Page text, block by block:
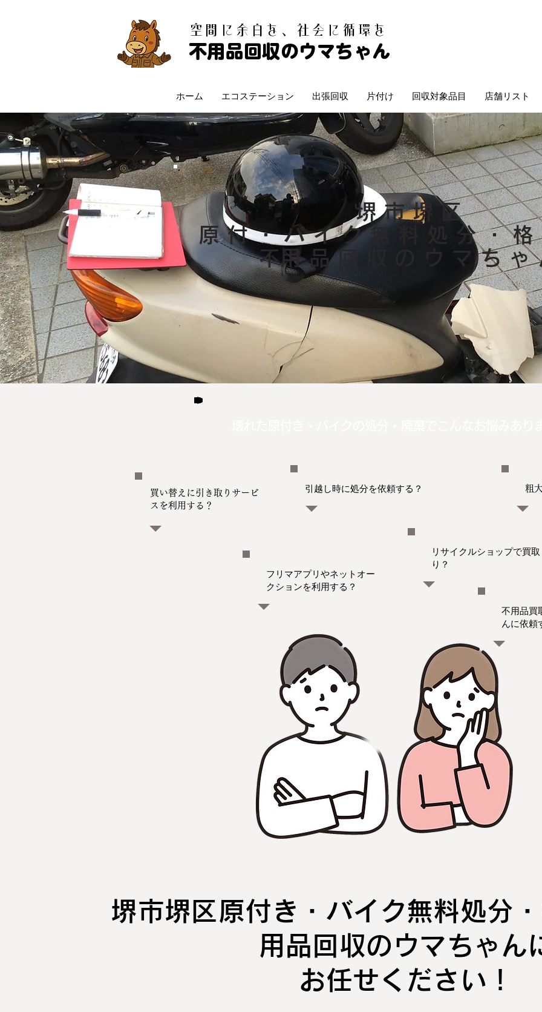
​空間に余白を、社会に循環を
不用品回収のウマちゃん
ホーム エコステーション 出張回収 片付け 回収対象品目 店舗リスト
堺市堺区
原付・バイク無料処分・
不用品回収のウマち
買い替えに引き取りサービ
スを利用する？
引越し時に処分を依頼する？ 粗
フリマアプリやネットオー
クションを利用する？
リサイクルショップで買取
り？
不用品買
んに依頼
堺市堺区原付き・バイク無料処分
用品回収のウマちゃん
お任せください！